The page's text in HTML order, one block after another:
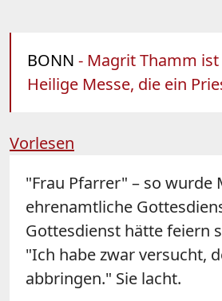
BONN - Magrit Thamm
Heilige Messe, die ein
Vorlesen
"Frau Pfarrer" – so
ehrenamtliche
Gottesdienst hätte feiern
"Ich habe zwar versucht,
abbringen." Sie lacht.